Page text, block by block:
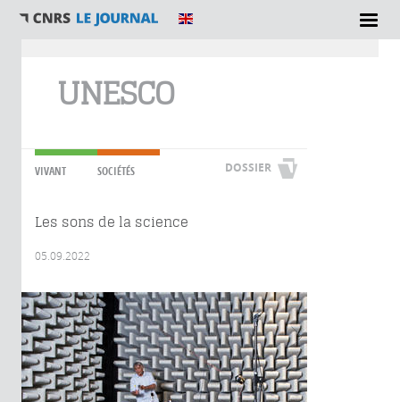
UNESCO
VIVANT SOCIÉTÉS DOSSIER
Les sons de la science
05.09.2022